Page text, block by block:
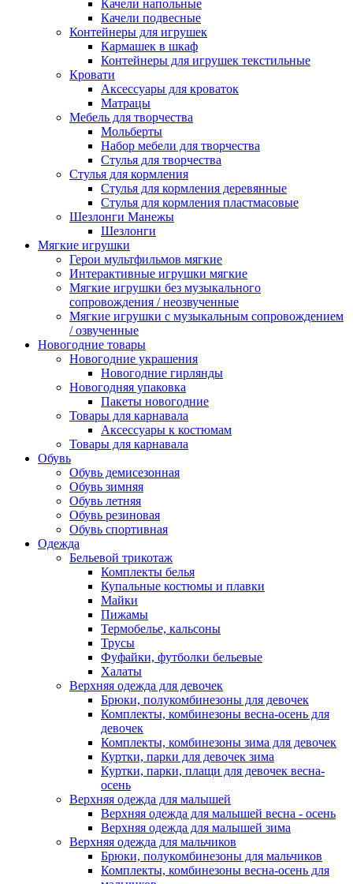
Качели напольные
Качели подвесные
Контейнеры для игрушек
Кармашек в шкаф
Контейнеры для игрушек текстильные
Кровати
Аксессуары для кроваток
Матрацы
Мебель для творчества
Мольберты
Набор мебели для творчества
Стулья для творчества
Стулья для кормления
Стулья для кормления деревянные
Стулья для кормления пластмасовые
Шезлонги Манежы
Шезлонги
Мягкие игрушки
Герои мультфильмов мягкие
Интерактивные игрушки мягкие
Мягкие игрушки без музыкального
сопровождения / неозвученные
Мягкие игрушки с музыкальным сопровождением
/ озвученные
Новогодние товары
Новогодние украшения
Новогодние гирлянды
Новогодняя упаковка
Пакеты новогодние
Товары для карнавала
Аксессуары к костюмам
Товары для карнавала
Обувь
Обувь демисезонная
Обувь зимняя
Обувь летняя
Обувь резиновая
Обувь спортивная
Одежда
Бельевой трикотаж
Комплекты белья
Купальные костюмы и плавки
Майки
Пижамы
Термобелье, кальсоны
Трусы
Фуфайки, футболки бельевые
Халаты
Верхняя одежда для девочек
Брюки, полукомбинезоны для девочек
Комплекты, комбинезоны весна-осень для
девочек
Комплекты, комбинезоны зима для девочек
Куртки, парки для девочек зима
Куртки, парки, плащи для девочек весна-
осень
Верхняя одежда для малышей
Верхняя одежда для малышей весна - осень
Верхняя одежда для малышей зима
Верхняя одежда для мальчиков
Брюки, полукомбинезоны для мальчиков
Комплекты, комбинезоны весна-осень для